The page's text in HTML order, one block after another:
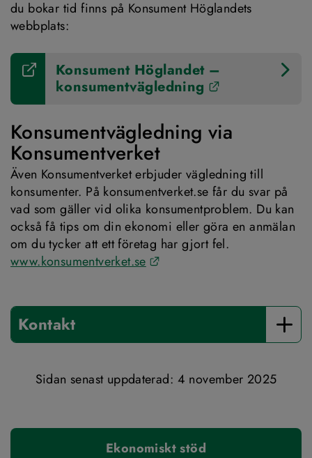
du bokar tid finns på Konsument Höglandets
webbplats:
Konsument Höglandet –
konsumentvägledning
Konsumentvägledning via
Konsumentverket
Även Konsumentverket erbjuder vägledning till
konsumenter. På konsumentverket.se får du svar på
vad som gäller vid olika konsumentproblem. Du kan
också få tips om din ekonomi eller göra en anmälan
om du tycker att ett företag har gjort fel.
www.konsumentverket.se
Kontakt
Sidan senast uppdaterad: 4 november 2025
Ekonomiskt stöd